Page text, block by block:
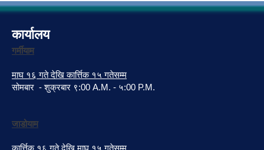
कार्यालय
गर्मीयाम
माघ १६ गते देखि कार्त्तिक १५ गतेसम्म
सोमबार - शुक्रबार ९:00 A.M. - ५:00 P.M.
जाडोयाम